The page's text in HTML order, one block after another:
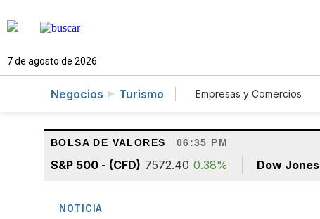
7 de agosto de 2026
Negocios Turismo Empresas y Comercios
BOLSA DE VALORES 06:35 PM
S&P 500 - (CFD) 7572.40 0.38% Dow Jones
NOTICIA